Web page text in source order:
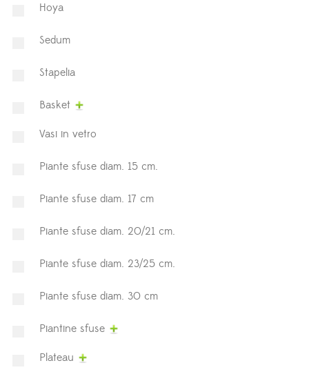
Hoya
⁠Sedum
Stapelia
Basket
Vasi in vetro
Piante sfuse diam. 15 cm.
Piante sfuse diam. 17 cm
Piante sfuse diam. 20/21 cm.
Piante sfuse diam. 23/25 cm.
Piante sfuse diam. 30 cm
Piantine sfuse
Plateau